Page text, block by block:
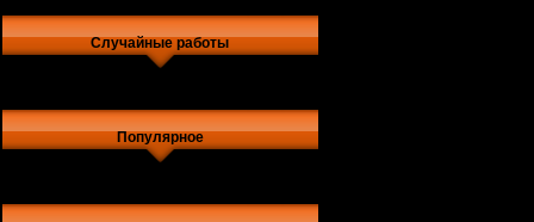
Случайные работы
Популярное